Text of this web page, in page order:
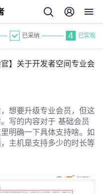
已采纳 4 已实现
】关于开发者空间专业会
想要升级专业会员，但这
写的内容对于 基础会员
明确一下具体支持啥。如
主机是支持多少的时长等